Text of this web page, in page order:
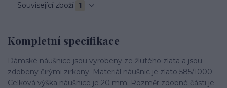
Související zboží 1
Kompletní specifikace
Dámské náušnice jsou vyrobeny ze žlutého zlata a jsou
zdobeny čirými zirkony. Materiál náušnic je zlato 585/1000.
Celková výška náušnice je 20 mm. Rozměr zdobné části je